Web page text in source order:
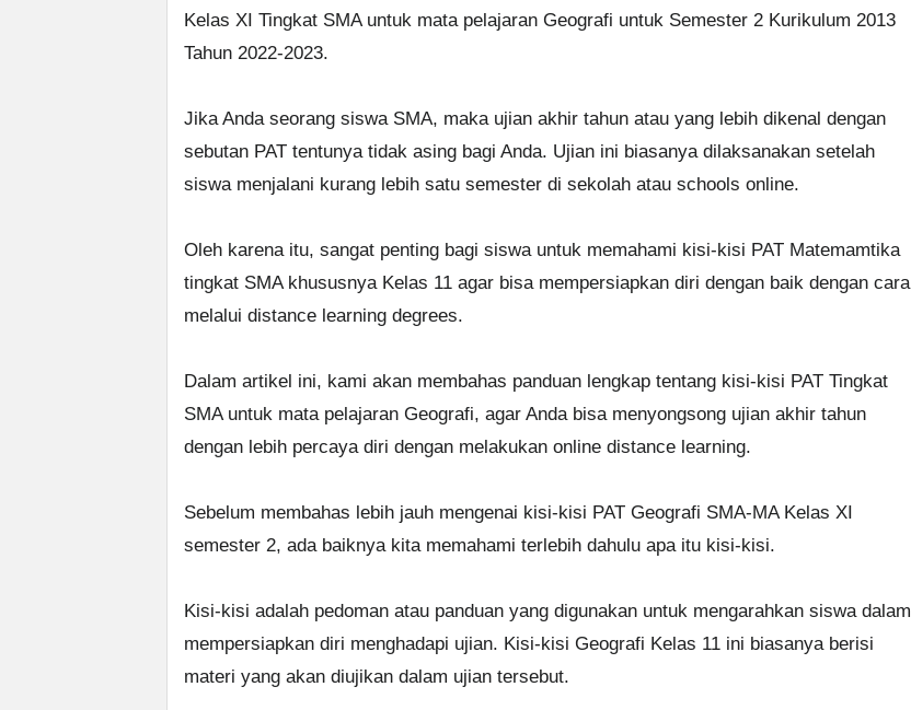
Kelas XI Tingkat SMA untuk mata pelajaran Geografi untuk Semester 2 Kurikulum 2013
Tahun 2022-2023.
Jika Anda seorang siswa SMA, maka ujian akhir tahun atau yang lebih dikenal dengan
sebutan PAT tentunya tidak asing bagi Anda. Ujian ini biasanya dilaksanakan setelah
siswa menjalani kurang lebih satu semester di sekolah atau schools online.
Oleh karena itu, sangat penting bagi siswa untuk memahami kisi-kisi PAT Matemamtika
tingkat SMA khususnya Kelas 11 agar bisa mempersiapkan diri dengan baik dengan cara
melalui distance learning degrees.
Dalam artikel ini, kami akan membahas panduan lengkap tentang kisi-kisi PAT Tingkat
SMA untuk mata pelajaran Geografi, agar Anda bisa menyongsong ujian akhir tahun
dengan lebih percaya diri dengan melakukan online distance learning.
Sebelum membahas lebih jauh mengenai kisi-kisi PAT Geografi SMA-MA Kelas XI
semester 2, ada baiknya kita memahami terlebih dahulu apa itu kisi-kisi.
Kisi-kisi adalah pedoman atau panduan yang digunakan untuk mengarahkan siswa dalam
mempersiapkan diri menghadapi ujian. Kisi-kisi Geografi Kelas 11 ini biasanya berisi
materi yang akan diujikan dalam ujian tersebut.